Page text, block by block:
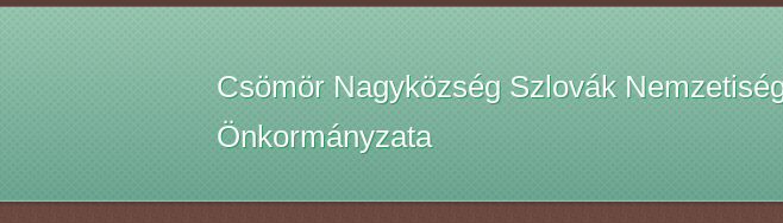
Csömör Nagyközség Szlovák
Önkormányzata